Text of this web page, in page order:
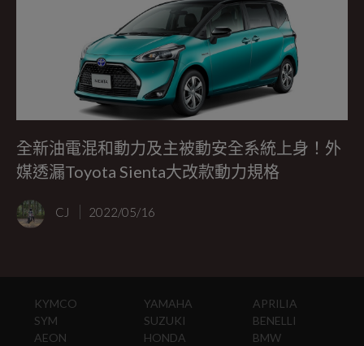
全新油電混和動力及主被動安全系統上身！外
媒透漏Toyota Sienta大改款動力規格
CJ 2022/05/16
KYMCO
SYM
AEON
YAMAHA
SUZUKI
HONDA
APRILIA
BENELLI
BMW